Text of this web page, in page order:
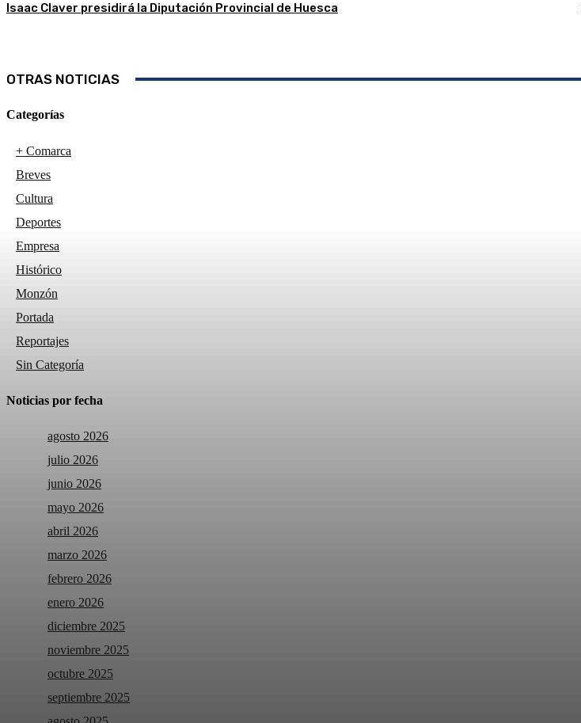
Isaac Claver presidirá la Diputación Provincial de Huesca
OTRAS NOTICIAS
Categorías
+ Comarca
Breves
Cultura
Deportes
Empresa
Histórico
Monzón
Portada
Reportajes
Sin Categoría
Noticias por fecha
agosto 2026
julio 2026
junio 2026
mayo 2026
abril 2026
marzo 2026
febrero 2026
enero 2026
diciembre 2025
noviembre 2025
octubre 2025
septiembre 2025